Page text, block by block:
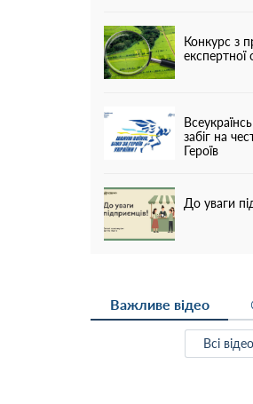
Конкурс з
експертної
забіг на
Героїв
До уваги
Важливе відео
Всі відео